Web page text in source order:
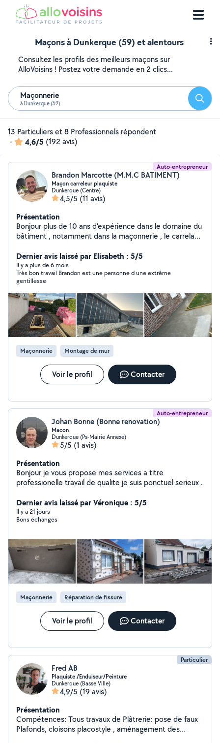
Maçons à Dunkerque (59) et alentours
Consultez les profils des meilleurs maçons sur
AlloVoisins ! Postez votre demande en 2 clics...
Maçonnerie
à Dunkerque (59)
13 Particuliers et 8 Professionnels répondent
-
4,6/5 (192 avis)
Auto-entrepreneur
Brandon Marcotte (M.M.C BATIMENT)
Maçon carreleur plaquiste
Dunkerque (Centre)
4,5/5 (11 avis)
Présentation
Bonjour plus de 10 ans d'expérience dans le domaine du
bâtiment , notamment dans la maçonnerie , le carrelage
un résultat garantie Je m'efforce chaque jours a fournir
un travail de qualité pour que mes clients soit satisfait .
maçonnerie de parpaing , briques , porotherm , ytong
terrasse en béton , carrelage extension de maison
construction de maison individuelles sablage ,
rejointoiement d'ancienne façade carrelage sol , mur ,
extérieur , escalier ect placo , cloison , aménagement
de comble enduit calicot N'hésitez pas a me contacter
je réalise vos devis gratuitement dans un délai d'une
semaine maximum . A très bientôt. MMC Bâtiment.
Dernier avis laissé par Elisabeth : 5/5
Il y a plus de 6 mois
Très bon travail Brandon est une personne d une extrême
gentillesse
Maçonnerie Montage de mur
Voir le profil Contacter
Auto-entrepreneur
Johan Bonne (Bonne renovation)
Macon
Dunkerque (Ps-Mairie Annexe)
5/5 (1 avis)
Présentation
Bonjour je vous propose mes services a titre
professionelle travail de qualite je suis ponctuel serieux .
Dernier avis laissé par Véronique : 5/5
Il y a 21 jours
Bons échanges
Maçonnerie Réparation de fissure
Voir le profil Contacter
Particulier
Fred AB
Plaquiste /Enduiseur/Peinture
Dunkerque (Basse Ville)
4,9/5 (19 avis)
Présentation
Compétences: Tous travaux de Plâtrerie: pose de faux
Plafonds, cloisons placostyle , aménagement des